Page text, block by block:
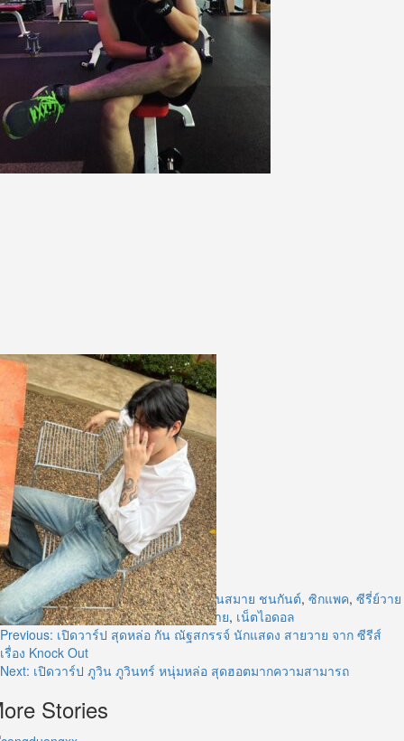
Tags:Boys’ Love,gmmtv,gunsmile,กันสมาย ชนกันต์, ซิกแพค, ซีรี่ย์วาย
ไทย,ซีรีส์วาย,นักแสดง,นักแสดงซีรีส์วาย, เน็ตไอดอล
Post
navigation
Previous: เปิดวาร์ป สุดหล่อ กัน ณัฐสกรรจ์ นักแสดง สายวาย จาก ซีรีส์
เรื่อง Knock Out
Next: เปิดวาร์ป ภูวิน ภูวินทร์ หนุ่มหล่อ สุดฮอตมากความสามารถ
Stories